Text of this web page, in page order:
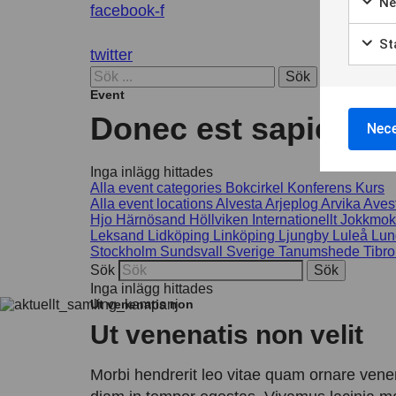
facebook-f
twitter
Sök
Event
Donec est sapien,
Inga inlägg hittades
Alla event categories Bokcirkel Konferens Kurs
Alla event locationsAlvesta Arjeplog Arvika
Hjo Härnösand Höllviken Internationellt
Leksand Lidköping Linköping Ljungby Luleå
Stockholm Sundsvall Sverige Tanumshede Tibro
Sök
Inga inlägg hittades
Ut venenatis non
Ut venenatis non velit
Morbi hendrerit leo vitae quam ornare